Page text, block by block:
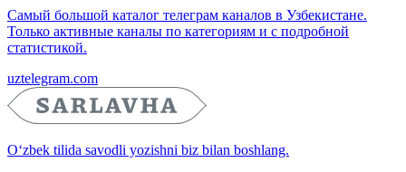
Самый большой каталог телеграм каналов в Узбекистане.
Только активные каналы по категориям и с подробной
статистикой.
uztelegram.com
O‘zbek tilida savodli yozishni biz bilan boshlang.